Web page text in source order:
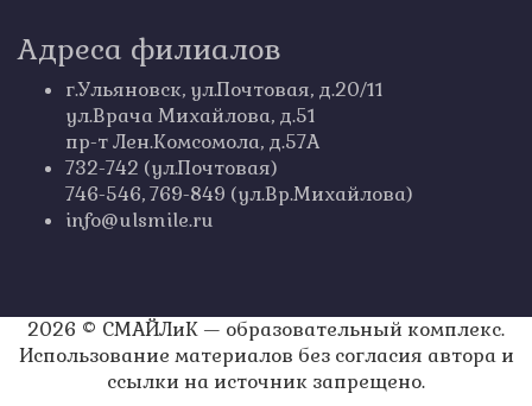
Адреса филиалов
г.Ульяновск, ул.Почтовая, д.20/11
ул.Врача Михайлова, д.51
пр-т Лен.Комсомола, д.57А
732-742 (ул.Почтовая)
746-546, 769-849 (ул.Вр.Михайлова)
info@ulsmile.ru
2026 © СМАЙЛиК — образовательный комплекс.
Использование материалов без согласия автора и
ссылки на источник запрещено.